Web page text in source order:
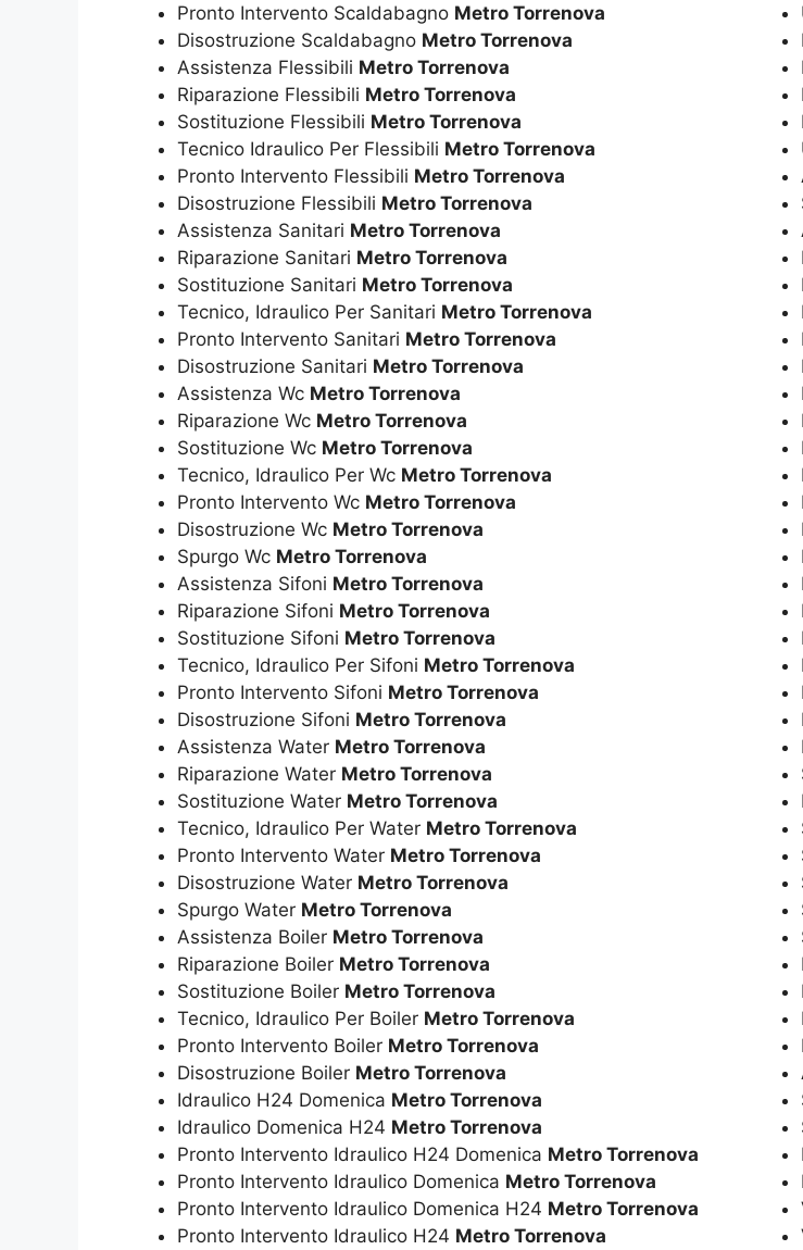
Pronto Intervento Scaldabagno Metro Torrenova
Disostruzione Scaldabagno Metro Torrenova
Assistenza Flessibili Metro Torrenova
Riparazione Flessibili Metro Torrenova
Sostituzione Flessibili Metro Torrenova
Tecnico Idraulico Per Flessibili Metro Torrenova
Pronto Intervento Flessibili Metro Torrenova
Disostruzione Flessibili Metro Torrenova
Assistenza Sanitari Metro Torrenova
Riparazione Sanitari Metro Torrenova
Sostituzione Sanitari Metro Torrenova
Tecnico, Idraulico Per Sanitari Metro Torrenova
Pronto Intervento Sanitari Metro Torrenova
Disostruzione Sanitari Metro Torrenova
Assistenza Wc Metro Torrenova
Riparazione Wc Metro Torrenova
Sostituzione Wc Metro Torrenova
Tecnico, Idraulico Per Wc Metro Torrenova
Pronto Intervento Wc Metro Torrenova
Disostruzione Wc Metro Torrenova
Spurgo Wc Metro Torrenova
Assistenza Sifoni Metro Torrenova
Riparazione Sifoni Metro Torrenova
Sostituzione Sifoni Metro Torrenova
Tecnico, Idraulico Per Sifoni Metro Torrenova
Pronto Intervento Sifoni Metro Torrenova
Disostruzione Sifoni Metro Torrenova
Assistenza Water Metro Torrenova
Riparazione Water Metro Torrenova
Sostituzione Water Metro Torrenova
Tecnico, Idraulico Per Water Metro Torrenova
Pronto Intervento Water Metro Torrenova
Disostruzione Water Metro Torrenova
Spurgo Water Metro Torrenova
Assistenza Boiler Metro Torrenova
Riparazione Boiler Metro Torrenova
Sostituzione Boiler Metro Torrenova
Tecnico, Idraulico Per Boiler Metro Torrenova
Pronto Intervento Boiler Metro Torrenova
Disostruzione Boiler Metro Torrenova
Idraulico H24 Domenica Metro Torrenova
Idraulico Domenica H24 Metro Torrenova
Pronto Intervento Idraulico H24 Domenica Metro Torrenova
Pronto Intervento Idraulico Domenica Metro Torrenova
Pronto Intervento Idraulico Domenica H24 Metro Torrenova
Pronto Intervento Idraulico H24 Metro Torrenova